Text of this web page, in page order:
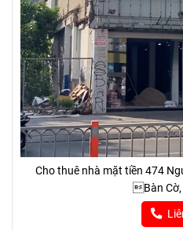
Cho thuê nhà mặt tiền 474
Bàn Cờ,